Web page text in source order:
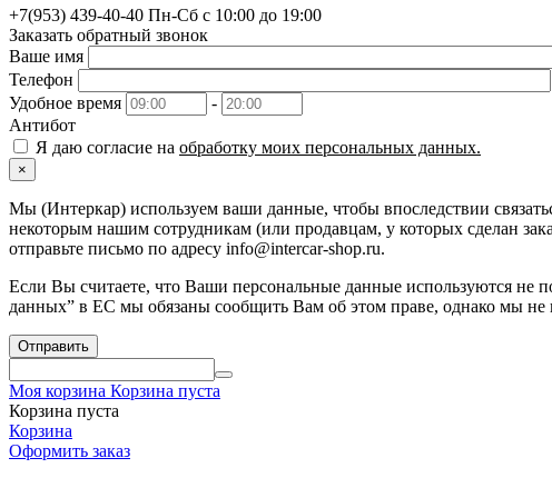
+7(953) 439-40-40 Пн-Сб с 10:00 до 19:00
Заказать обратный звонок
Ваше имя
Телефон
Удобное время
-
Антибот
Я даю согласие на обработку моих персональных данных.
×
Мы (Интеркар) используем ваши данные, чтобы впоследствии
некоторым нашим сотрудникам (или продавцам, у которых сделан
отправьте письмо по адресу info@intercar-shop.ru.
Если Вы считаете, что Ваши персональные данные используются не
данных” в ЕС мы обязаны сообщить Вам об этом праве, однако мы
Отправить
Моя корзина Корзина пуста
Корзина пуста
Корзина
Оформить заказ